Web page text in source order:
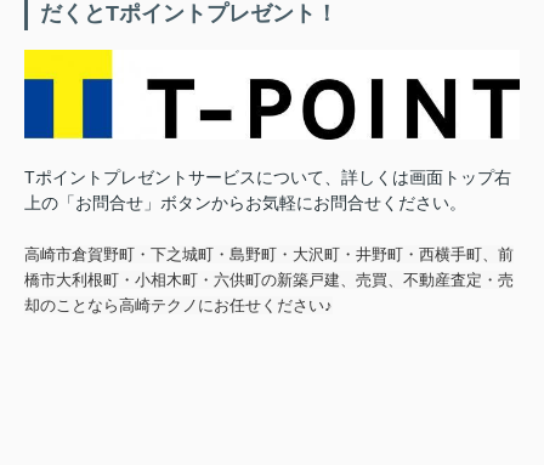
だくとTポイントプレゼント！
Tポイントプレゼントサービスについて、詳しくは画面トップ右
上の「お問合せ」ボタンからお気軽にお問合せください。
高崎市倉賀野町・下之城町・島野町・大沢町・井野町・西横手町、前
橋市大利根町・小相木町・六供町の新築戸建、売買、不動産査定・売
却のことなら高崎テクノにお任せください♪